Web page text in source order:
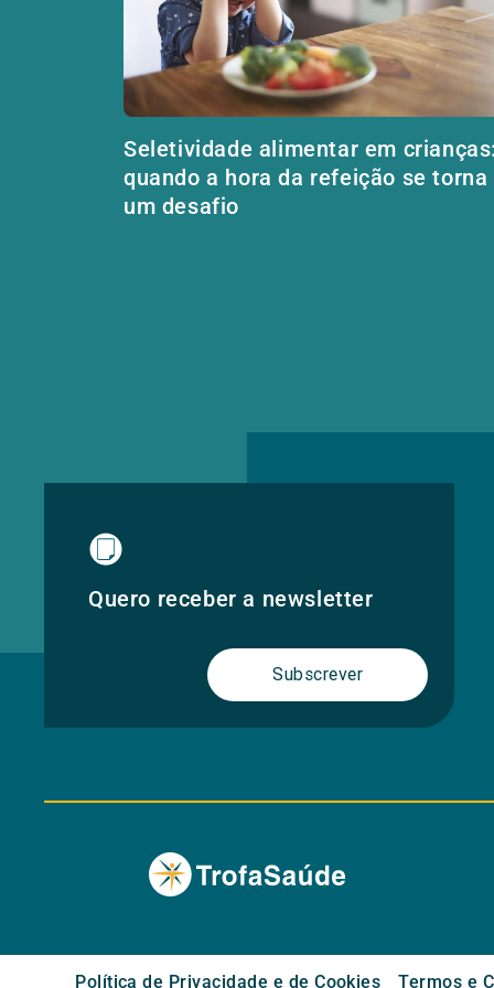
Seletividade alimentar em
quando a hora da refeição se torna
um desafio
Quero receber a newsletter
Subscrever
Política de Privacidade e de Cookies Termos e